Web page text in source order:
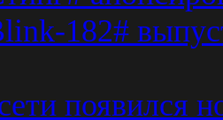
182#
появился